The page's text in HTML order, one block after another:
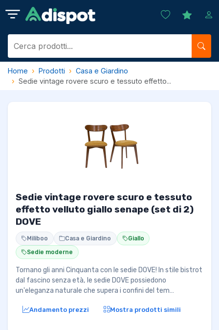
Home Prodotti
Casa e Giardino
Sedie vintage rovere scuro e tessuto effetto...
Sedie vintage rovere scuro e tessuto
effetto velluto giallo senape (set di 2)
DOVE
Miliboo Casa e Giardino
Giallo
Sedie moderne
Tornano gli anni Cinquanta con le sedie DOVE! In stile bistrot
dal fascino senza età, le sedie DOVE possiedono
un'eleganza naturale che supera i confini del tem…
Andamento prezzi Mostra prodotti simili